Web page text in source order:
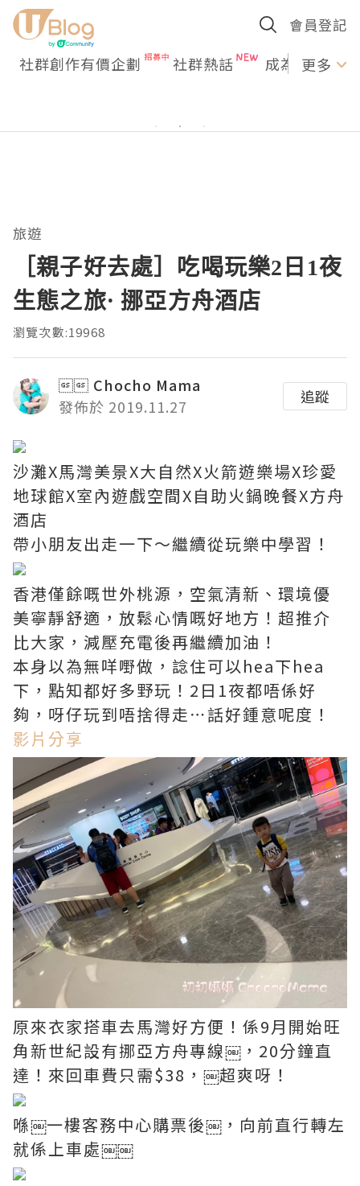
會員登記
社群創作有價企劃 社群熱話 成為U更多
旅遊
［親子好去處］吃喝玩樂2日1夜
生態之旅· 挪亞方舟酒店
瀏覽次數:19968
Chocho Mama
發佈於 2019.11.27
追蹤
沙灘X馬灣美景X大自然X火箭遊樂場X珍愛
地球館X室內遊戲空間X自助火鍋晚餐X方舟
酒店
帶小朋友出走一下～繼續從玩樂中學習！
香港僅餘嘅世外桃源，空氣清新、環境優
美寧靜舒適，放鬆心情嘅好地方！超推介
比大家，減壓充電後再繼續加油！
本身以為無咩嘢做，諗住可以hea下hea
下，點知都好多野玩！2日1夜都唔係好
夠，呀仔玩到唔捨得走⋯話好鍾意呢度！
影片分享
原來衣家搭車去馬灣好方便！係9月開始旺
角新世紀設有挪亞方舟專線￼，20分鐘直
達！來回車費只需$38，￼超爽呀！
喺￼一樓客務中心購票後￼，向前直行轉左
就係上車處￼￼